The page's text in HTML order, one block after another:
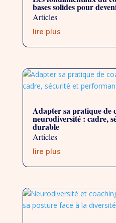
bases solides pour
Articles
lire plus
Adapter sa pratique de
neurodiversité : cadre,
durable
Articles
lire plus